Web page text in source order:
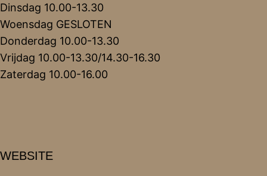
Dinsdag 10.00-13.30
Woensdag GESLOTEN
Donderdag 10.00-13.30
Vrijdag 10.00-13.30/14.30-16.30
Zaterdag 10.00-16.00
WEBSITE